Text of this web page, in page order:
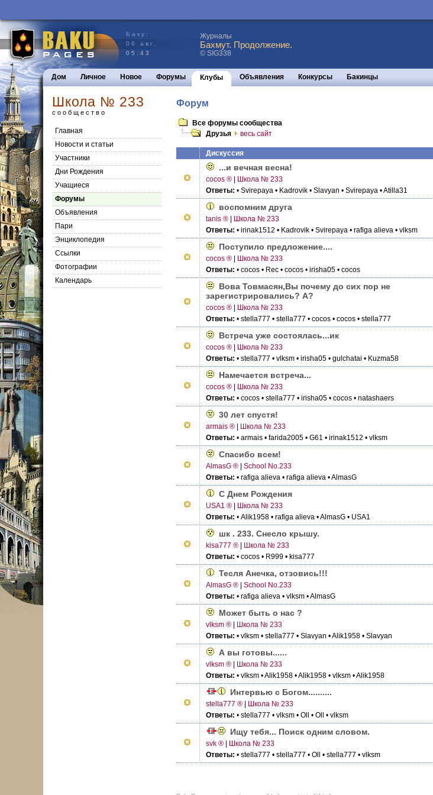
Баку:
06 авг.
05:43
Журналы
Бахмут. Продолжение.
© SIG338
Дом Личное Новое Форумы Клубы Объявления Конкурсы Бакинцы
Школа № 233
сообщество
Главная
Новости и статьи
Участники
Дни Рождения
Учащиеся
Форумы
Объявления
Пари
Энциклопедия
Cсылки
Фотографии
Календарь
Форум
Все форумы сообщества
Друзья
весь сайт
Дискуссия
...и вечная весна!
cocos ®
Школа № 233
Ответы: • Svirepaya • Kadrovik • Slavyan • Svirepaya • Atilla31
воспомним друга
tanis ®
Школа № 233
Ответы: • irinak1512 • Kadrovik • Svirepaya • rafiga alieva • vlksm
Поступило предложение....
cocos ®
Школа № 233
Ответы: • cocos • Rec • cocos • irisha05 • cocos
Вова Товмасян,Вы почему до сих пор не
зарегистрировались? А?
cocos ®
Школа № 233
Ответы: • stella777 • stella777 • cocos • cocos • stella777
Встреча уже состоялась...ик
cocos ®
Школа № 233
Ответы: • stella777 • vlksm • irisha05 • gulchatai • Kuzma58
Намечается встреча...
cocos ®
Школа № 233
Ответы: • cocos • stella777 • irisha05 • cocos • natashaers
30 лет спустя!
armais ®
Школа № 233
Ответы: • armais • farida2005 • G61 • irinak1512 • vlksm
Спасибо всем!
AlmasG ®
School No.233
Ответы: • rafiga alieva • rafiga alieva • AlmasG
С Днем Рождения
USA1 ®
Школа № 233
Ответы: • Alik1958 • rafiga alieva • AlmasG • USA1
шк . 233. Снесло крышу.
kisa777 ®
Школа № 233
Ответы: • cocos • R999 • kisa777
Тесля Анечка, отзовись!!!
AlmasG ®
School No.233
Ответы: • rafiga alieva • vlksm • AlmasG
Может быть о нас ?
vlksm ®
Школа № 233
Ответы: • vlksm • stella777 • Slavyan • Alik1958 • Slavyan
А вы готовы......
vlksm ®
Школа № 233
Ответы: • vlksm • Alik1958 • Alik1958 • vlksm • Alik1958
Интервью с Богом..........
stella777 ®
Школа № 233
Ответы: • stella777 • vlksm • Oll • Oll • vlksm
Ищу тебя... Поиск одним словом.
svk ®
Школа № 233
Ответы: • stella777 • stella777 • Oll • stella777 • vlksm